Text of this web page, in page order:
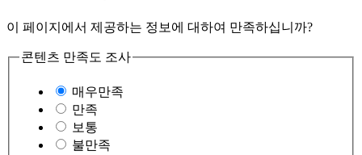
이 페이지에서 제공하는 정보에 대하여 만족하십니까?
콘텐츠 만족도 조사
매우만족
만족
보통
불만족